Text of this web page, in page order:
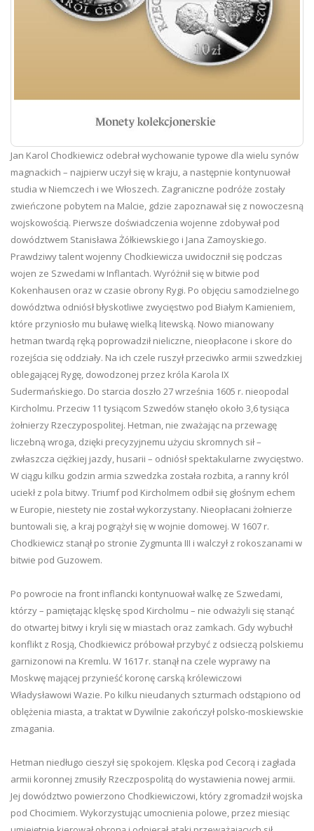
Jan Karol Chodkiewicz odebrał wychowanie typowe dla wielu synów
magnackich – najpierw uczył się w kraju, a następnie kontynuował
studia w Niemczech i we Włoszech. Zagraniczne podróże zostały
zwieńczone pobytem na Malcie, gdzie zapoznawał się z nowoczesną
wojskowością. Pierwsze doświadczenia wojenne zdobywał pod
dowództwem Stanisława Żółkiewskiego i Jana Zamoyskiego.
Prawdziwy talent wojenny Chodkiewicza uwidocznił się podczas
wojen ze Szwedami w Inflantach. Wyróżnił się w bitwie pod
Kokenhausen oraz w czasie obrony Rygi. Po objęciu samodzielnego
dowództwa odniósł błyskotliwe zwycięstwo pod Białym Kamieniem,
które przyniosło mu buławę wielką litewską. Nowo mianowany
hetman twardą ręką poprowadził nieliczne, nieopłacone i skore do
rozejścia się oddziały. Na ich czele ruszył przeciwko armii szwedzkiej
oblegającej Rygę, dowodzonej przez króla Karola IX
Sudermańskiego. Do starcia doszło 27 września 1605 r. nieopodal
Kircholmu. Przeciw 11 tysiącom Szwedów stanęło około 3,6 tysiąca
żołnierzy Rzeczypospolitej. Hetman, nie zważając na przewagę
liczebną wroga, dzięki precyzyjnemu użyciu skromnych sił –
zwłaszcza ciężkiej jazdy, husarii – odniósł spektakularne zwycięstwo.
W ciągu kilku godzin armia szwedzka została rozbita, a ranny król
uciekł z pola bitwy. Triumf pod Kircholmem odbił się głośnym echem
w Europie, niestety nie został wykorzystany. Nieopłacani żołnierze
buntowali się, a kraj pogrążył się w wojnie domowej. W 1607 r.
Chodkiewicz stanął po stronie Zygmunta III i walczył z rokoszanami w
bitwie pod Guzowem.
Po powrocie na front inflancki kontynuował walkę ze Szwedami,
którzy – pamiętając klęskę spod Kircholmu – nie odważyli się stanąć
do otwartej bitwy i kryli się w miastach oraz zamkach. Gdy wybuchł
konflikt z Rosją, Chodkiewicz próbował przybyć z odsieczą polskiemu
garnizonowi na Kremlu. W 1617 r. stanął na czele wyprawy na
Moskwę mającej przynieść koronę carską królewiczowi
Władysławowi Wazie. Po kilku nieudanych szturmach odstąpiono od
oblężenia miasta, a traktat w Dywilnie zakończył polsko-moskiewskie
zmagania.
Hetman niedługo cieszył się spokojem. Klęska pod Cecorą i zagłada
armii koronnej zmusiły Rzeczpospolitą do wystawienia nowej armii.
Jej dowództwo powierzono Chodkiewiczowi, który zgromadził wojska
pod Chocimiem. Wykorzystując umocnienia polowe, przez miesiąc